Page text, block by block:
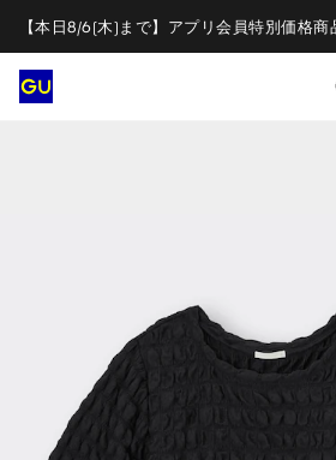
【本日8/6(木)まで】アプリ会員特別価格商